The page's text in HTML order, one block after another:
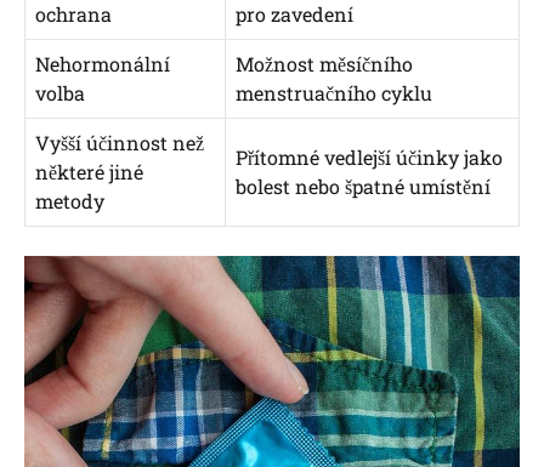
ochrana
pro zavedení
Nehormonální
volba
Možnost měsíčního
menstruačního cyklu
Vyšší účinnost než
některé jiné
metody
Přítomné vedlejší účinky jako
bolest nebo špatné umístění